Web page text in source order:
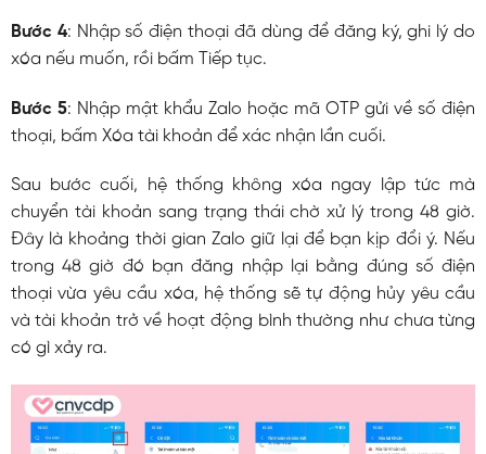
Bước 4: Nhập số điện thoại đã dùng để đăng ký, ghi lý do
xóa nếu muốn, rồi bấm Tiếp tục.
Bước 5: Nhập mật khẩu Zalo hoặc mã OTP gửi về số điện
thoại, bấm Xóa tài khoản để xác nhận lần cuối.
Sau bước cuối, hệ thống không xóa ngay lập tức mà
chuyển tài khoản sang trạng thái chờ xử lý trong 48 giờ.
Đây là khoảng thời gian Zalo giữ lại để bạn kịp đổi ý. Nếu
trong 48 giờ đó bạn đăng nhập lại bằng đúng số điện
thoại vừa yêu cầu xóa, hệ thống sẽ tự động hủy yêu cầu
và tài khoản trở về hoạt động bình thường như chưa từng
có gì xảy ra.